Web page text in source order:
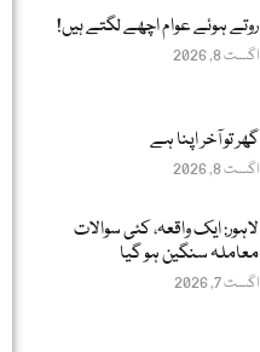
روتے ہوئے عوام اچھے لگتے ہیں!
اگست 8, 2026
گھر تو آخر اپنا ہے
اگست 8, 2026
لاہور: ایک واقعہ، کئی سوالات
معاملہ سنگین ہو گیا
اگست 7, 2026